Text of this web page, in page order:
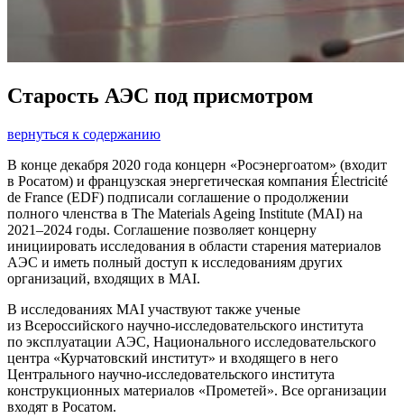
Старость АЭС под присмотром
вернуться к содержанию
В конце декабря 2020 года концерн «Росэнергоатом» (входит
в Росатом) и французская энергетическая компания Électricité
de France (EDF) подписали соглашение о продолжении
полного членства в The Materials Ageing Institute (MAI) на
2021–2024 годы. Соглашение позволяет концерну
инициировать исследования в области старения материалов
АЭС и иметь полный доступ к исследованиям других
организаций, входящих в MAI.
В исследованиях MAI участвуют также ученые
из Всероссийского научно-исследовательского института
по эксплуатации АЭС, Национального исследовательского
центра «Курчатовский институт» и входящего в него
Центрального научно-исследовательского института
конструкционных материалов «Прометей». Все организации
входят в Росатом.